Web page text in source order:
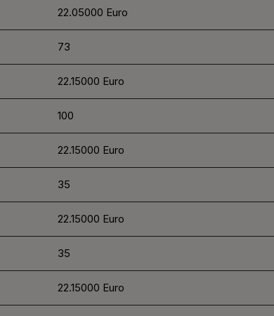
22.05000 Euro
73
22.15000 Euro
100
22.15000 Euro
35
22.15000 Euro
35
22.15000 Euro